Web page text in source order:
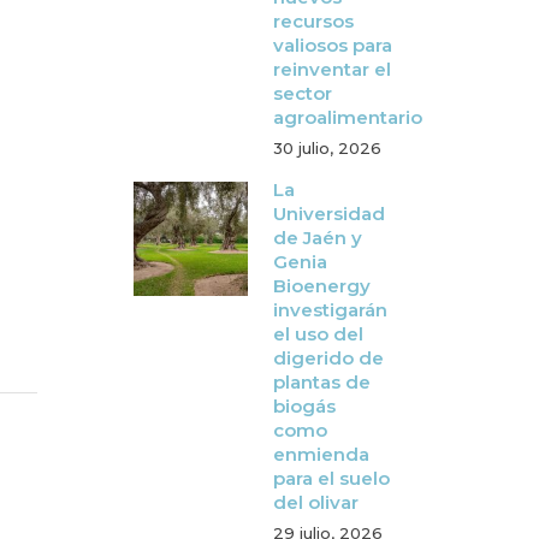
recursos
valiosos para
reinventar el
sector
agroalimentario
30 julio, 2026
La
Universidad
de Jaén y
Genia
Bioenergy
investigarán
el uso del
digerido de
plantas de
biogás
como
enmienda
para el suelo
del olivar
29 julio, 2026